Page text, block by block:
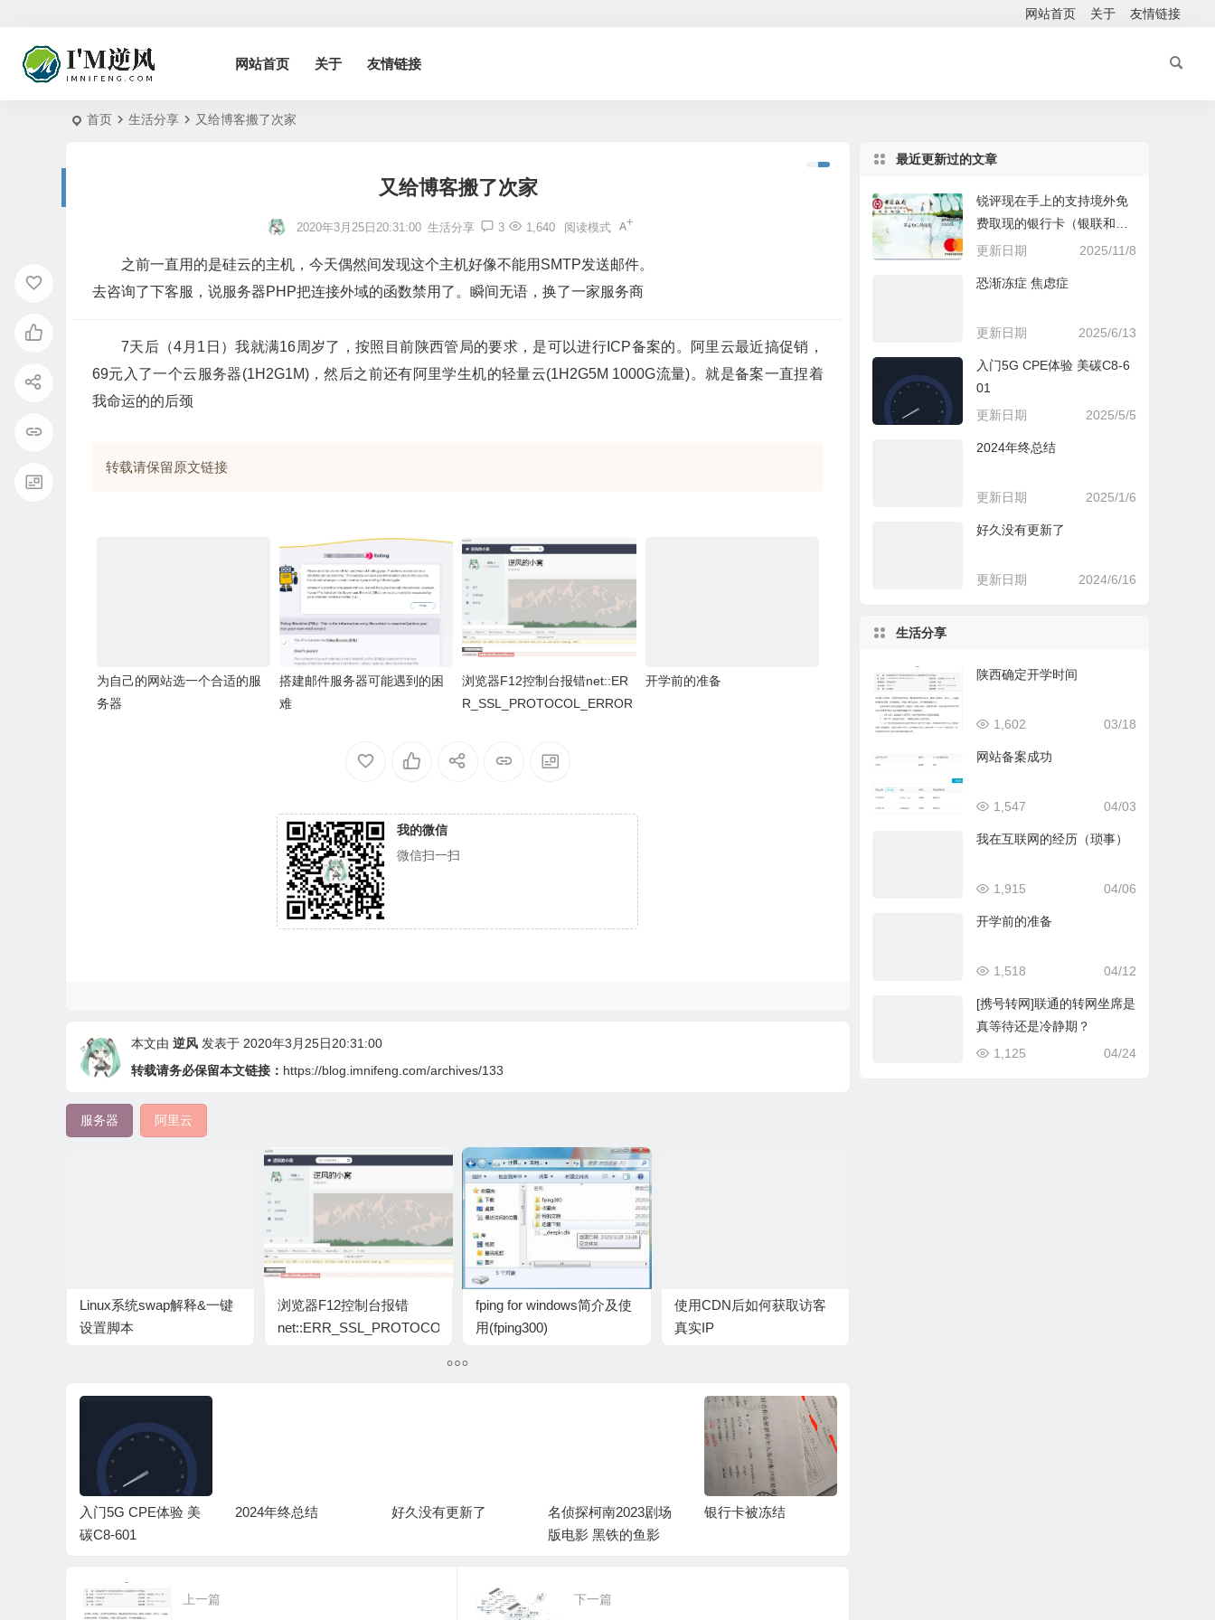
网站首页 关于 友情链接
网站首页 关于 友情链接
首页 生活分享 又给博客搬了次家
又给博客搬了次家
2020年3月25日20:31:00 生活分享 3 1,640 阅读模式
之前一直用的是硅云的主机，今天偶然间发现这个主机好像不能用SMTP发送邮件。
去咨询了下客服，说服务器PHP把连接外域的函数禁用了。瞬间无语，换了一家服务商
7天后（4月1日）我就满16周岁了，按照目前陕西管局的要求，是可以进行ICP备案的。阿里云最近搞促销，
69元入了一个云服务器(1H2G1M)，然后之前还有阿里学生机的轻量云(1H2G5M 1000G流量)。就是备案一直捏着
我命运的的后颈
转载请保留原文链接
为自己的网站选一个合适的服
务器
搭建邮件服务器可能遇到的困
难
浏览器F12控制台报错net::ER
R_SSL_PROTOCOL_ERROR
开学前的准备
我的微信
微信扫一扫
本文由 逆风 发表于 2020年3月25日20:31:00
转载请务必保留本文链接： https://blog.imnifeng.com/archives/133
服务器 阿里云
Linux系统swap解释&一键
设置脚本
浏览器F12控制台报错
net::ERR_SSL_PROTOCOL_ERROR
fping for windows简介及使
用(fping300)
使用CDN后如何获取访客
真实IP
入门5G CPE体验 美
碳C8-601
2024年终总结 好久没有更新了
名侦探柯南2023剧场
版电影 黑铁的鱼影
银行卡被冻结
上一篇 下一篇
最近更新过的文章
锐评现在手上的支持境外免
费取现的银行卡（银联和万
事达）
更新日期 2025/11/8
恐渐冻症 焦虑症
更新日期 2025/6/13
入门5G CPE体验 美碳C8-6
01
更新日期
2025/5/5
2024年终总结
更新日期 2025/1/6
好久没有更新了
更新日期 2024/6/16
生活分享
陕西确定开学时间
03/18
1,602
网站备案成功
04/03
1,547
我在互联网的经历（琐事）
04/06
1,915
开学前的准备
04/12
1,518
[携号转网]联通的转网坐席是
真等待还是冷静期？
04/24
1,125